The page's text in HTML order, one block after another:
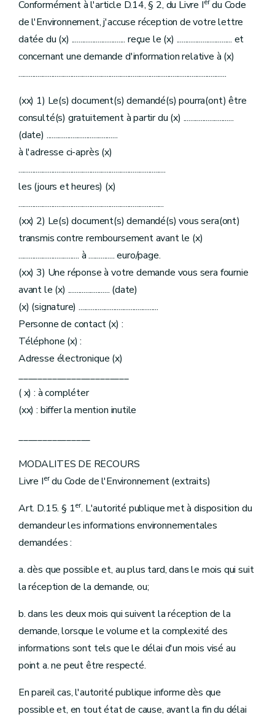
Conformément à l'article D.14, § 2, du Livre I du Code
de l'Environnement, j'accuse réception de votre lettre
datée du (x) ............................... reçue le (x) ................................ et
concernant une demande d'information relative à (x)
........................................................................................................................
(xx) 1) Le(s) document(s) demandé(s) pourra(ont) être
consulté(s) gratuitement à partir du (x) .............................
(date) .........................................
à l'adresse ci-après (x)
.....................................................................................
les (jours et heures) (x)
....................................................................................
(xx) 2) Le(s) document(s) demandé(s) vous sera(ont)
transmis contre remboursement avant le (x)
................................... à ............... euro/page.
(xx) 3) Une réponse à votre demande vous sera fournie
avant le (x) ........................ (date)
(x) (signature) ..............................................
Personne de contact (x) :
Téléphone (x) :
Adresse électronique (x)
_______________________
( x) : à compléter
(xx) : biffer la mention inutile
_______________
MODALITES DE RECOURS
Livre Ierdu Code de l'Environnement (extraits)
Art. D.15. § 1er. L'autorité publique met à disposition du
demandeur les informations environnementales
demandées :
a. dès que possible et, au plus tard, dans le mois qui suit
la réception de la demande, ou;
b. dans les deux mois qui suivent la réception de la
demande, lorsque le volume et la complexité des
informations sont tels que le délai d'un mois visé au
point a. ne peut être respecté.
En pareil cas, l'autorité publique informe dès que
possible et, en tout état de cause, avant la fin du délai